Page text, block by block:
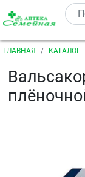
Перейти к
Строка
ГЛАВНАЯ КАТАЛОГ